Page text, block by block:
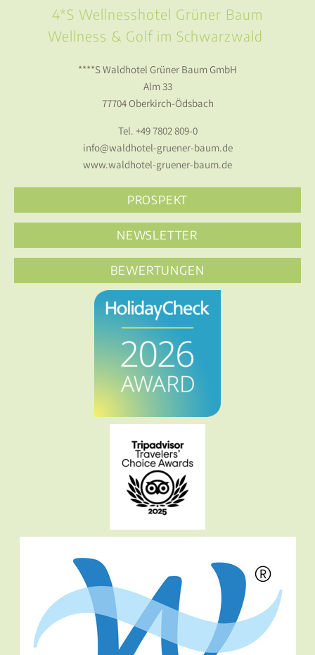
4*S Wellnesshotel Grüner Baum
Wellness & Golf im Schwarzwald
****S Waldhotel Grüner Baum GmbH
Alm 33
77704 Oberkirch-Ödsbach
Tel. +49 7802 809-0
info@waldhotel-gruener-baum.de
www.waldhotel-gruener-baum.de
PROSPEKT
NEWSLETTER
BEWERTUNGEN